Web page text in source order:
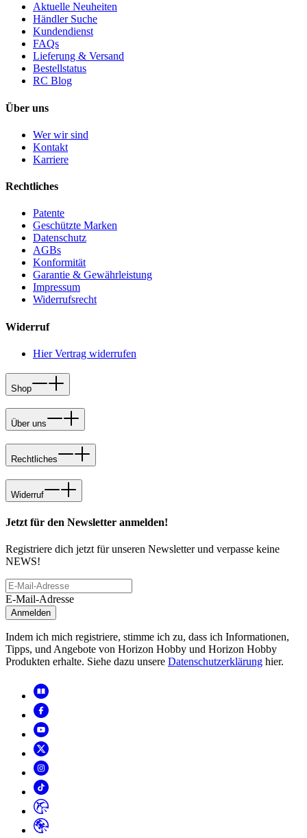
Aktuelle Neuheiten
Händler Suche
Kundendienst
FAQs
Lieferung & Versand
Bestellstatus
RC Blog
Über uns
Wer wir sind
Kontakt
Karriere
Rechtliches
Patente
Geschützte Marken
Datenschutz
AGBs
Konformität
Garantie & Gewährleistung
Impressum
Widerrufsrecht
Widerruf
Hier Vertrag widerrufen
Shop
Über uns
Rechtliches
Widerruf
Jetzt für den Newsletter anmelden!
Registriere dich jetzt für unseren Newsletter und verpasse keine
NEWS!
E-Mail-Adresse
Anmelden
Indem ich mich registriere, stimme ich zu, dass ich Informationen,
Tipps, und Angebote von Horizon Hobby und Horizon Hobby
Produkten erhalte. Siehe dazu unsere Datenschutzerklärung hier.